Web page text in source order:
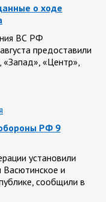
о ходе
ВС РФ
предоставили
«Запад», «Центр»,
РФ 9
установили
Васютинское и
сообщили в